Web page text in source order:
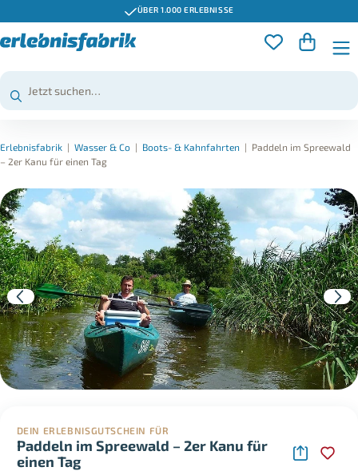
ÜBER 1.000 ERLEBNISSE
Erlebnisfabrik | Wasser & Co | Boots- & Kahnfahrten | Paddeln im Spreewald
– 2er Kanu für einen Tag
DEIN ERLEBNISGUTSCHEIN FÜR
Paddeln im Spreewald – 2er Kanu für
einen Tag